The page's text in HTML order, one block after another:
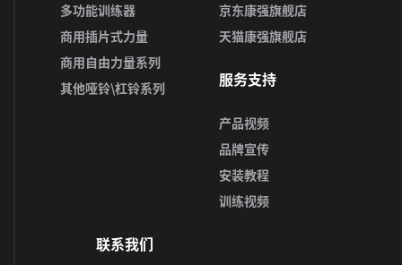
多功能训练器
商用插片式力量
商用自由力量系列
其他哑铃\杠铃系列
京东康强旗舰店
天猫康强旗舰店
服务支持
产品视频
品牌宣传
安装教程
训练视频
联系我们